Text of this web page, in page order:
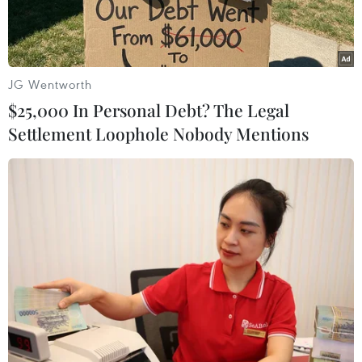
Hormuz.
Hình ảnh eo biển Hormuz được quan sát từ vệ tinh. (Ảnh: Getty
Images/TTXVN)
Các cuộc khai quật khảo cổ tại miền Nam Iran
đã phát hiện những bằng chứng mới cho thấy
JG Wentworth
$25,000 In Personal Debt? The Legal
Settlement Loophole Nobody Mentions